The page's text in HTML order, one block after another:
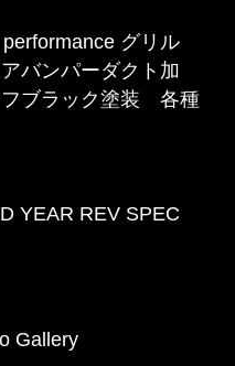
グリル
バンパーダクト加
ブラック塗装 各種
YEAR REV SPEC
Gallery